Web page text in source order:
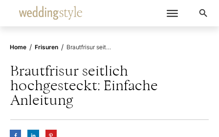
Home / Frisuren / Brautfrisur seitlich hochgesteckt: Einfache Anleitung
Brautfrisur seitlich
hochgesteckt: Einfache
Anleitung